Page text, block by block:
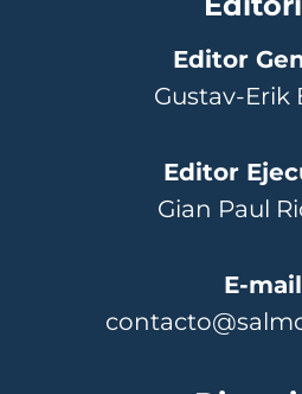
Editor
Gustav-Erik
Editor
Gian Paul
E-mail